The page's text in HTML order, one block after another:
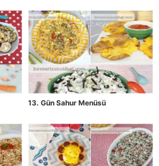
13. Gün Sahur Menüsü